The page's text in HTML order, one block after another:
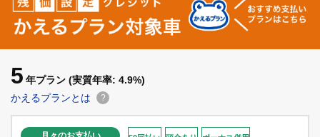
5 年プラン (実質年率: 4.9%)
かえるプランとは
?